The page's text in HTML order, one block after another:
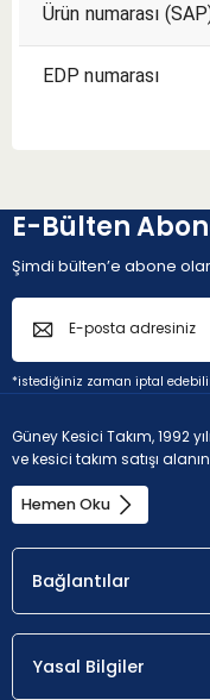
Ürün numarası
EDP numarası
E-Bülten
Şimdi bülten’e abone
*istediğiniz zaman iptal
Güney Kesici Takım, 1992
ve kesici takım satışı
Hemen Oku
Bağlantılar
Yasal Bilgiler